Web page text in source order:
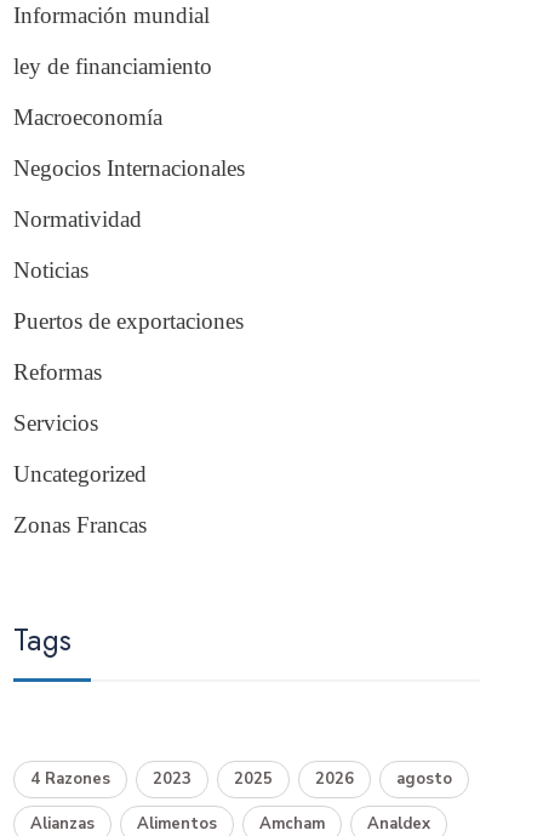
Información mundial
ley de financiamiento
Macroeconomía
Negocios Internacionales
Normatividad
Noticias
Puertos de exportaciones
Reformas
Servicios
Uncategorized
Zonas Francas
Tags
4 Razones 2023 2025 2026 agosto
Alianzas Alimentos Amcham Analdex